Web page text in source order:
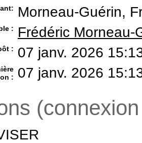
Morneau-Guérin,
: Frédéric Morneau-
: 07 janv. 2026
:
07 janv. 2026